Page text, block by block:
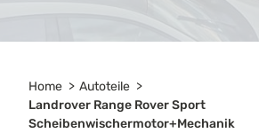
Home
Autoteile
Landrover Range Rover Sport
Scheibenwischermotor+Mechanik